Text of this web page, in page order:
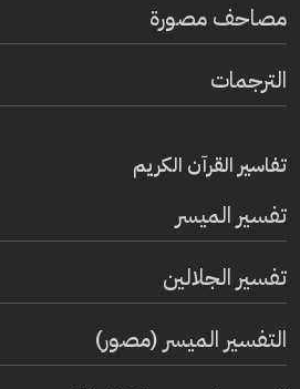
مصاحف مصورة
الترجمات
تفاسير القرآن الكريم
تفسير المیسر
تفسير الجلالين
التفسير الميسر (مصور)